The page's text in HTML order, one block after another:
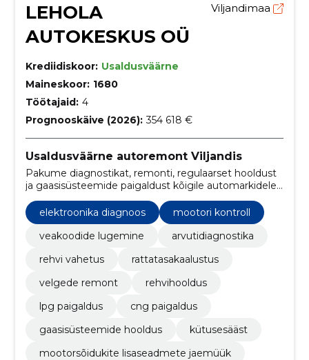
LEHOLA
AUTOKESKUS OÜ
Viljandimaa
Krediidiskoor: Usaldusväärne
Maineskoor: 1680
Töötajaid: 4
Prognooskäive (2026): 354 618 €
Usaldusväärne autoremont Viljandis
Pakume diagnostikat, remonti, regulaarset hooldust
ja gaasisüsteemide paigaldust kõigile automarkidele.
Kiire teenindus ja varuosade paigaldus, et teie sõiduk
püsiks töökorras ja turvaline.
elektroonika diagnoos
mootori kontroll
veakoodide lugemine
arvutidiagnostika
rehvi vahetus
rattatasakaalustus
velgede remont
rehvihooldus
lpg paigaldus
cng paigaldus
gaasisüsteemide hooldus
kütusesääst
mootorsõidukite lisaseadmete jaemüük